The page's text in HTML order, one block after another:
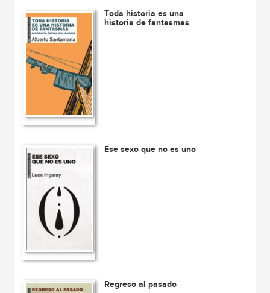
Toda historia es una
historia de fantasmas
Ese sexo que no es uno
Regreso al pasado